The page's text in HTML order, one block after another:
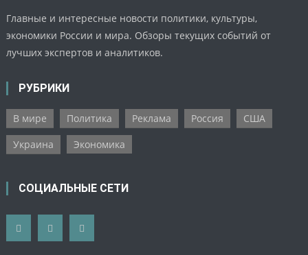
Главные и интересные новости политики, культуры,
экономики России и мира. Обзоры текущих событий от
лучших экспертов и аналитиков.
РУБРИКИ
В мире Политика Реклама Россия
США
Украина
Экономика
СОЦИАЛЬНЫЕ СЕТИ